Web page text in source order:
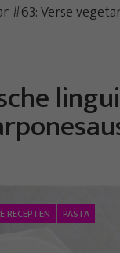
#63: Verse
RECEPTEN
PASTA